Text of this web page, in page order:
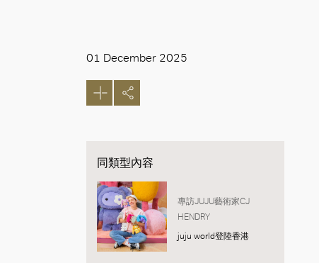
01 December 2025
同類型內容
專訪JUJU藝術家CJ
HENDRY
juju world登陸香港